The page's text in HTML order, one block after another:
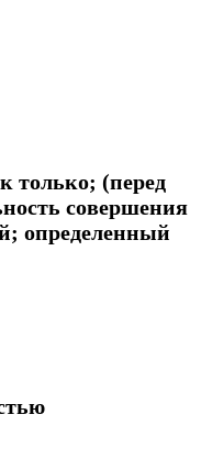
только; (перед
совершения
определенный